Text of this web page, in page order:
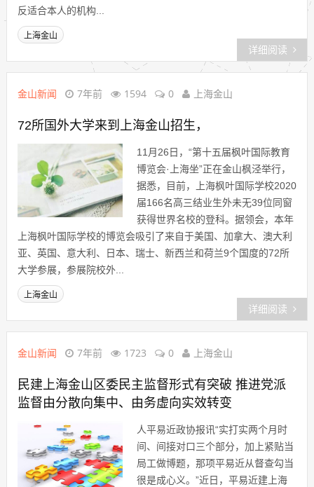
反适合本人的机构...
上海金山
详细阅读
金山新闻 7年前 1594 0 上海金山
72所国外大学来到上海金山招生，
11月26日，“第十五届枫叶国际教育
博览会·上海坐”正在金山枫泾举行，
据悉，目前，上海枫叶国际学校2020
届166名高三结业生外未无39位同窗
获得世界名校的登科。据领会，本年
上海枫叶国际学校的博览会吸引了来自于美国、加拿大、澳大利
亚、英国、意大利、日本、瑞士、新西兰和荷兰9个国度的72所
大学参展，参展院校外...
上海金山
详细阅读
金山新闻 7年前 1723 0 上海金山
民建上海金山区委民主监督形式有突破 推进党派
监督由分散向集中、由务虚向实效转变
人平易近政协报讯“实打实两个月时
间、间接对口三个部分，加上紧贴当
局工做博题，那项平易近从督查勾当
很是成心义。”近日，平易近建上海